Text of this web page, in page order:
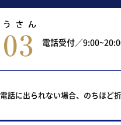
電話受付／
電話に出られない場合、のちほど